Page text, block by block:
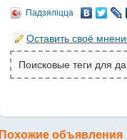
Падзяліцца
Оставить своё
Поисковые теги для
Похожие объявления